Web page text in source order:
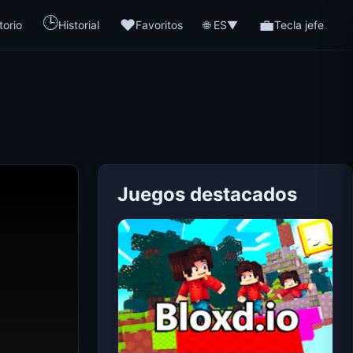
🕒Historial ❤️Favoritos 🌐 ES▼ 💼Tecla jefe
Juegos destacados